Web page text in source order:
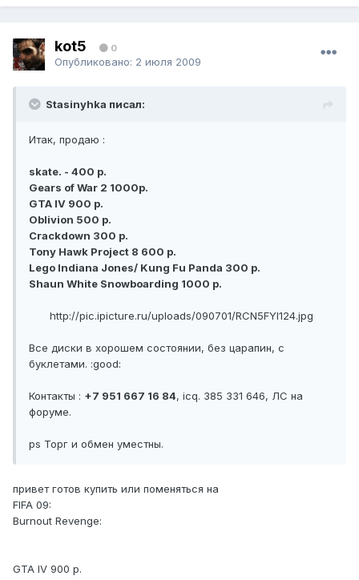
kot5 0
Опубликовано: 2 июля 2009
Stasinyhka писал:
Итак, продаю :
skate. - 400 р.
Gears of War 2 1000р.
GTA IV 900 р.
Oblivion 500 р.
Crackdown 300 р.
Tony Hawk Project 8 600 р.
Lego Indiana Jones/ Kung Fu Panda 300 р.
Shaun White Snowboarding 1000 р.
http://pic.ipicture.ru/uploads/090701/RCN5FYI124.jpg
Все диски в хорошем состоянии, без царапин, с
буклетами. :good:
Контакты : +7 951 667 16 84, icq. 385 331 646, ЛС на
форуме.
ps Торг и обмен уместны.
привет готов купить или поменяться на
FIFA 09:
Burnout Revenge:
GTA IV 900 р.